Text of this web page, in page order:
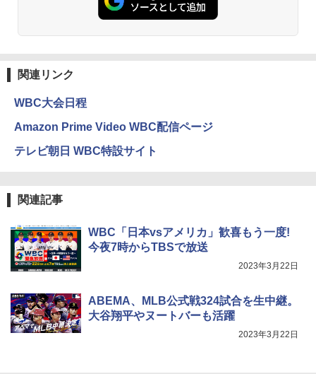
関連リンク
WBC大会日程
Amazon Prime Video WBC配信ページ
テレビ朝日 WBC特設サイト
関連記事
WBC「日本vsアメリカ」歓喜もう一度!
今夜7時からTBSで放送
2023年3月22日
ABEMA、MLB公式戦324試合を生中継。
大谷翔平やヌートバーも活躍
2023年3月22日